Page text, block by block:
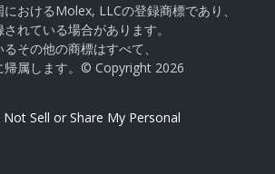
おけるMolex, LLCの登録商標であり、
れている場合があります。
その他の商標はすべて、
帰属します。© Copyright 2026
Not Sell or Share My Personal